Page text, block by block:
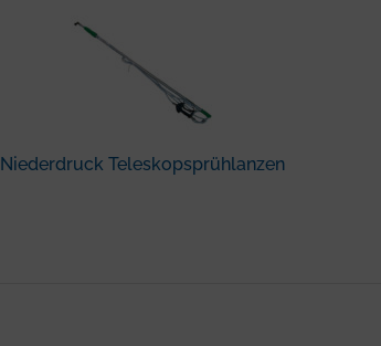
Niederdruck Teleskopsprühlanzen